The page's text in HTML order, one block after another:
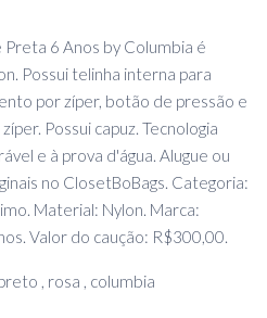
6 Anos by Columbia é
Possui telinha interna para
por zíper, botão de pressão e
Possui capuz. Tecnologia
e à prova d'água. Alugue ou
no ClosetBoBags. Categoria:
Material: Nylon. Marca:
Valor do caução: R$300,00.
, rosa , columbia